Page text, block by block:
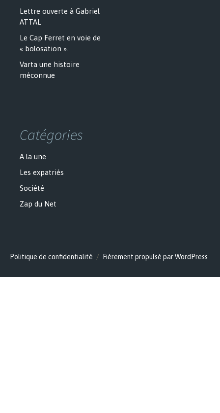
Lettre ouverte à Gabriel
ATTAL
Le Cap Ferret en voie de
« bolosation ».
Varta une histoire
méconnue
Catégories
A la une
Les expatriés
Société
Zap du Net
Politique de confidentialité Fièrement propulsé par WordPress